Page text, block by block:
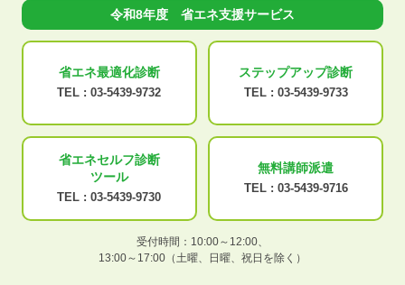
令和8年度 省エネ支援サービス
省エネ最適化診断
TEL : 03-5439-9732
ステップアップ診断
TEL : 03-5439-9733
省エネセルフ診断
ツール
TEL : 03-5439-9730
無料講師派遣
TEL : 03-5439-9716
受付時間：10:00～12:00、
13:00～17:00（土曜、日曜、祝日を除く）